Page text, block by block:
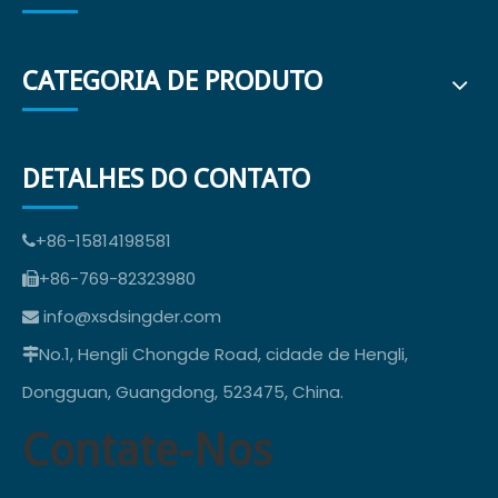
CATEGORIA DE PRODUTO
DETALHES DO CONTATO
+86-15814198581
+86-769-82323980
 info@xsdsingder.com
No.1, Hengli Chongde Road, cidade de Hengli,
Dongguan, Guangdong, 523475, China.
Contate-Nos